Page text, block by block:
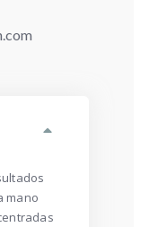
mano